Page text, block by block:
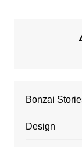
Bonzai
Design